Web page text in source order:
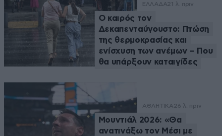
ΕΛΛΑΔΑ21 λ. πριν
Ο καιρός τον
Δεκαπενταύγουστο: Πτώση
της θερμοκρασίας και
ενίσχυση των ανέμων – Που
θα υπάρξουν καταιγίδες
ΑΘΛΗΤΙΚΑ26 λ. πριν
Μουντιάλ 2026: «Θα
ανατινάξω τον Μέσι με